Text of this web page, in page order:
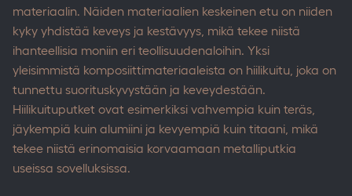
materiaalin. Näiden materiaalien keskeinen etu on niiden
kyky yhdistää keveys ja kestävyys, mikä tekee niistä
ihanteellisia moniin eri teollisuudenaloihin. Yksi
yleisimmistä komposiittimateriaaleista on hiilikuitu, joka on
tunnettu suorituskyvystään ja keveydestään.
Hiilikuituputket ovat esimerkiksi vahvempia kuin teräs,
jäykempiä kuin alumiini ja kevyempiä kuin titaani, mikä
tekee niistä erinomaisia korvaamaan metalliputkia
useissa sovelluksissa.